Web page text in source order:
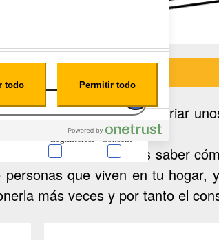
Aunque el alto puede variar
de carga. Si quieres saber
que viven en tu hogar,
más veces y por tanto el
Consent
Leg.Interest
todo Permitir todo